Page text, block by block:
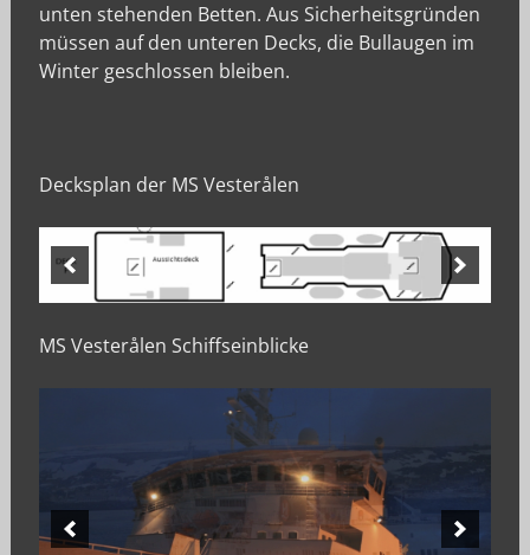
unten stehenden Betten. Aus Sicherheitsgründen
müssen auf den unteren Decks, die Bullaugen im
Winter geschlossen bleiben.
Decksplan der MS Vesterålen
MS Vesterålen Schiffseinblicke